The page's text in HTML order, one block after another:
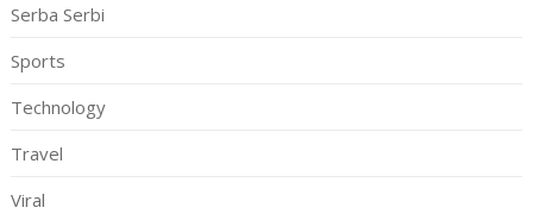
Serba Serbi
Sports
Technology
Travel
Viral